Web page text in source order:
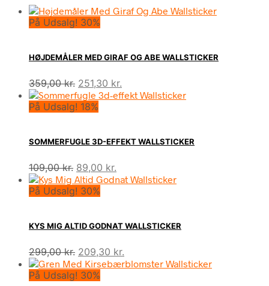
På Udsalg! 30%
HØJDEMÅLER MED GIRAF OG ABE WALLSTICKER
359,00kr. Den
oprindelige
pris
251,30 kr.
aktuelle
På Udsalg! 18%
SOMMERFUGLE 3D-EFFEKT WALLSTICKER
109,00kr. Den
oprindelige
pris
89,00 kr.
aktuelle
På Udsalg! 30%
KYS MIG ALTID GODNAT WALLSTICKER
299,00kr. Den
oprindelige
pris
209,30 kr.
aktuelle
På Udsalg! 30%